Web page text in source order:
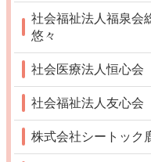
社会福祉法人福泉会
悠々
社会医療法人恒心会
社会福祉法人友心会
株式会社シートック